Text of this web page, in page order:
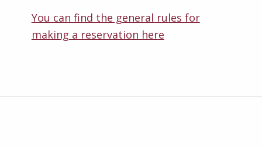
You can find the general rules for
making a reservation here